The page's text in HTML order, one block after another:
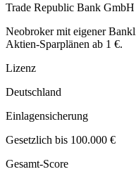
Trade Republic Bank
Neobroker mit eigener
Aktien-Sparplänen ab 1 €.
Lizenz
Deutschland
Einlagensicherung
Gesetzlich bis 100.000 €
Gesamt-Score